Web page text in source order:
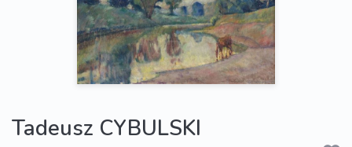
Tadeusz CYBULSKI